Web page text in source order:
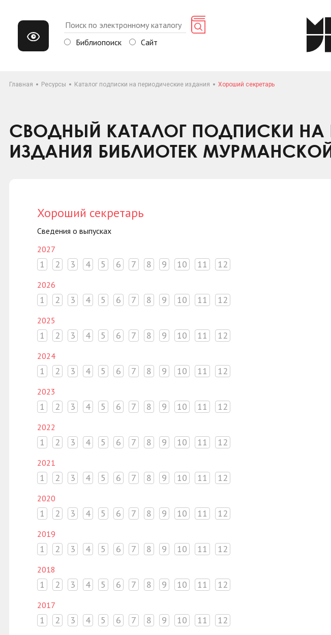
Библиопоиск Сайт
Главная Ресурсы Каталог подписки на периодические издания Хороший секретарь
СВОДНЫЙ КАТАЛОГ ПОДПИСКИ НА
ИЗДАНИЯ БИБЛИОТЕК
Хороший секретарь
Сведения о выпусках
2027
1 2 3 4 5 6 7 8 9 10 11 12
2026
1 2 3 4 5 6 7 8 9 10 11 12
2025
1 2 3 4 5 6 7 8 9 10 11 12
2024
1 2 3 4 5 6 7 8 9 10 11 12
2023
1 2 3 4 5 6 7 8 9 10 11 12
2022
1 2 3 4 5 6 7 8 9 10 11 12
2021
1 2 3 4 5 6 7 8 9 10 11 12
2020
1 2 3 4 5 6 7 8 9 10 11 12
2019
1 2 3 4 5 6 7 8 9 10 11 12
2018
1 2 3 4 5 6 7 8 9 10 11 12
2017
1 2 3 4 5 6 7 8 9 10 11 12